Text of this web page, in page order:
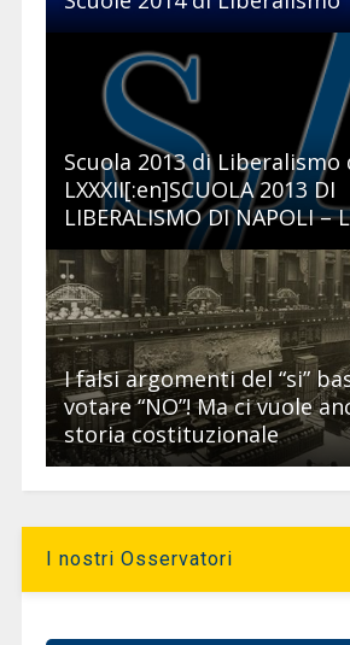
Scuola 2013 di Liberalismo
LXXXII[:en]SCUOLA 2013 DI
LIBERALISMO DI NAPOLI –
I falsi argomenti del “si”
votare “NO”! Ma ci vuole
storia costituzionale
I nostri Osservatori